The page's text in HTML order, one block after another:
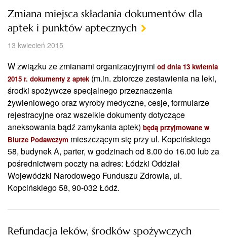
Zmiana miejsca składania dokumentów dla
aptek i punktów aptecznych
13 kwiecień 2015
W związku ze zmianami organizacyjnymi od dnia 13 kwietnia
2015 r. dokumenty z aptek (m.in. zbiorcze zestawienia na leki,
środki spożywcze specjalnego przeznaczenia
żywieniowego oraz wyroby medyczne, cesje, formularze
rejestracyjne oraz wszelkie dokumenty dotyczące
aneksowania bądź zamykania aptek) będą przyjmowane w
Biurze Podawczym mieszczącym się przy ul. Kopcińskiego
58, budynek A, parter, w godzinach od 8.00 do 16.00 lub za
pośrednictwem poczty na adres: Łódzki Oddział
Wojewódzki Narodowego Funduszu Zdrowia, ul.
Kopcińskiego 58, 90-032 Łódź.
Refundacja leków, środków spożywczych